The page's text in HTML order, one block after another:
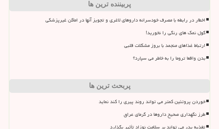
پربیننده ترین ها
اخطار در رابطه با مصرف خودسرانه داروهای لاغری و تجویز آنها در اماکن غیرپزشکی
گول نمک های رنگی را نخورید!
ارتباط غذاهای منجمد با بروز مشکلات قلبی
بدن واقعا تروما را به خاطر می سپارد؟
پربحث ترین ها
خوردن پروتئین کمتر می تواند روند پیری را کند نماید
طرز نگهداری صحیح داروها در گرمای عراق
تغذیه پدر می تواند بر سلامت نوزاد تأثیر بگذارد